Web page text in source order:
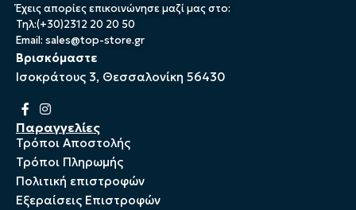
Έχεις απορίες επικοινώνησε μαζί μας στο:
Τηλ:(+30)2312 20 20 50
Email: sales@top-store.gr
Βρισκόμαστε
Ισοκράτους 3, Θεσσαλονίκη 56430
Παραγγελίες
Τρόποι Αποστολής
Τρόποι Πληρωμής
Πολιτική επιστροφών
Εξεραίσεις Επιστροφών